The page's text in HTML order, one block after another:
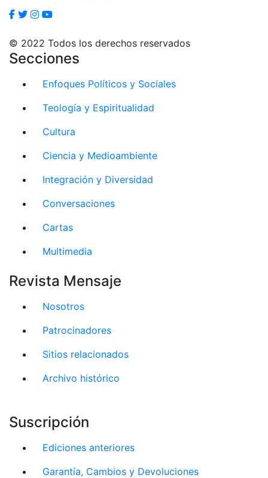
© 2022 Todos los derechos reservados
Secciones
Enfoques Políticos y Sociales
Teología y Espiritualidad
Cultura
Ciencia y Medioambiente
Integración y Diversidad
Conversaciones
Cartas
Multimedia
Revista Mensaje
Nosotros
Patrocinadores
Sitios relacionados
Archivo histórico
Suscripción
Ediciones anteriores
Garantía, Cambios y Devoluciones